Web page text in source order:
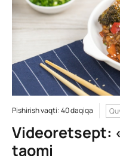
Pishirish vaqti: 40 daqiqa
Videoretsept:
taomi